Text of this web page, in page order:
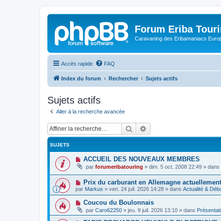
Forum Eriba
Caravaning des Eribamaniacs
Accès rapide FAQ
Index du forum Rechercher Sujets actifs
Sujets actifs
Aller à la recherche avancée
Rechercher
SUJETS
N
u
v
e
a
m
e
s
s
ACCUEIL DES NOUVEAUX MEMBRES
par forumeribatouring » dim. 5 oct. 2008 22:49 » dans
N
o
u
e
a
u
Prix ​​du carburant en Allemagne actuellement
par Markus » ven. 24 juil. 2026 14:28 » dans Actualité &
N
u
v
Coucou du Boulonnais
par Caro62250 » jeu. 9 juil. 2026 13:10 » dans